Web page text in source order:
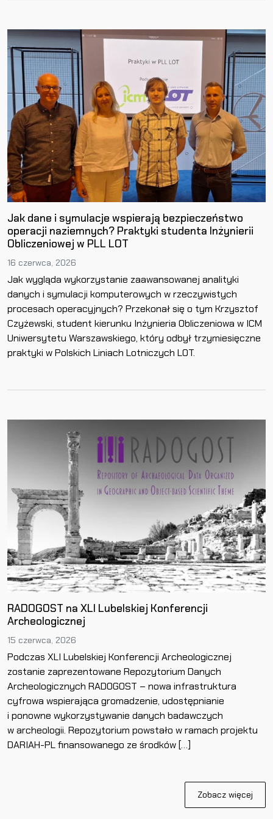
Jak dane i symulacje wspierają bezpieczeństwo
operacji naziemnych? Praktyki studenta Inżynierii
Obliczeniowej w PLL LOT
16 czerwca, 2026
Jak wygląda wykorzystanie zaawansowanej analityki
danych i symulacji komputerowych w rzeczywistych
procesach operacyjnych? Przekonał się o tym Krzysztof
Czyżewski, student kierunku Inżynieria Obliczeniowa w ICM
Uniwersytetu Warszawskiego, który odbył trzymiesięczne
praktyki w Polskich Liniach Lotniczych LOT.
RADOGOST na XLI Lubelskiej Konferencji
Archeologicznej
15 czerwca, 2026
Podczas XLI Lubelskiej Konferencji Archeologicznej
zostanie zaprezentowane Repozytorium Danych
Archeologicznych RADOGOST – nowa infrastruktura
cyfrowa wspierająca gromadzenie, udostępnianie
i ponowne wykorzystywanie danych badawczych
w archeologii. Repozytorium powstało w ramach projektu
DARIAH-PL finansowanego ze środków […]
Zobacz więcej